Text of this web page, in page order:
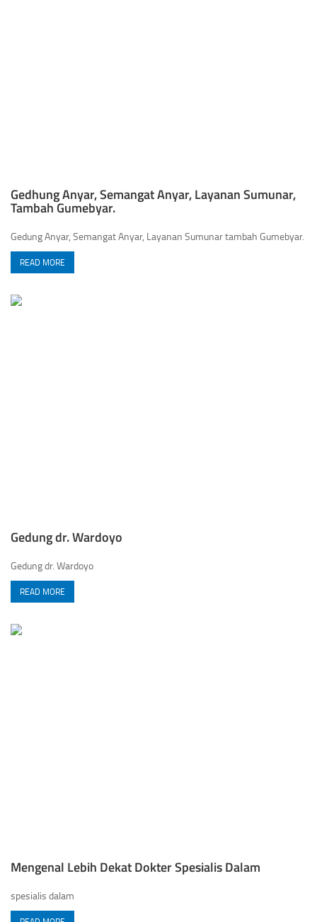
Gedhung Anyar, Semangat Anyar, Layanan Sumunar,
Tambah Gumebyar.
Gedung Anyar, Semangat Anyar, Layanan Sumunar tambah Gumebyar.
READ MORE
Gedung dr. Wardoyo
Gedung dr. Wardoyo
READ MORE
Mengenal Lebih Dekat Dokter Spesialis Dalam
spesialis dalam